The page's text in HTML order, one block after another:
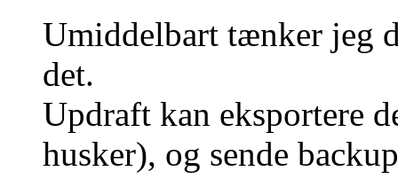
Umiddelbart tænker jeg
det.
Updraft kan eksportere
husker), og sende